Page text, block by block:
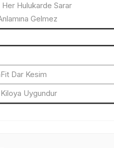
Hulukarde Sarar
Gelmez
Dar Kesim
Uygundur